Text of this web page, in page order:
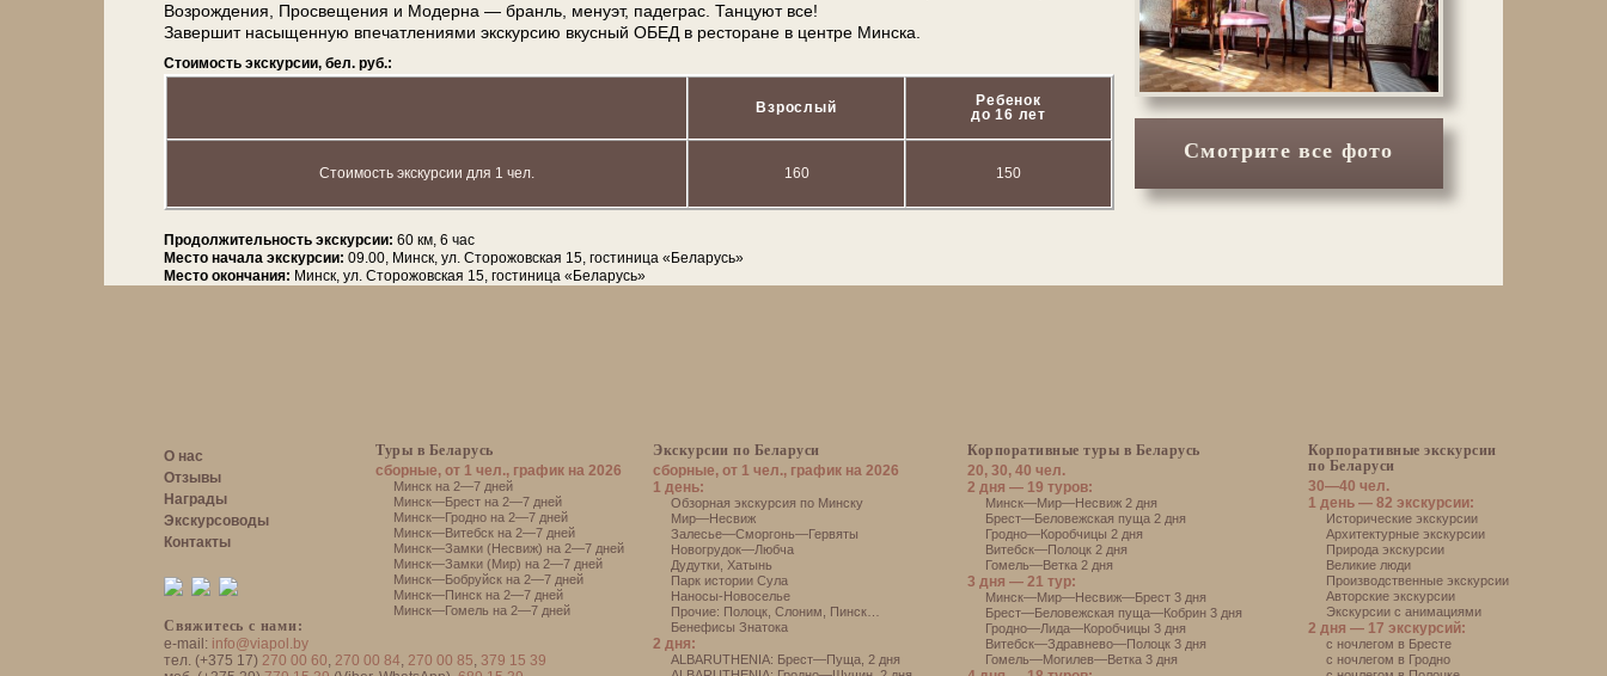
Воз­рож­де­ния, Просвещения и Модерна — бранль, менуэт, падеграс. Танцуют все!
Завершит на­сы­щен­ную впе­чат­ле­ни­я­ми экс­кур­сию вкус­ный ОБЕД в ре­сто­ра­не в цен­тре Мин­ска.
Стоимость экскурсии, бел. руб.:
Взрослый
Ребенок
до 16 лет
Стоимость экскурсии для 1 чел. 160 150
Продолжительность экскурсии: 60 км, 6 час
Место начала экскурсии: 09.00, Минск, ул. Сторожовская 15, гостиница «Беларусь»
Место окончания: Минск, ул. Сторожовская 15, гостиница «Беларусь»
Смотрите все фото
О нас
Отзывы
Награды
Экскурсоводы
Контакты
Свяжитесь с нами:
e-mail: info@viapol.by
тел. (+375 17) 270 00 60, 270 00 84, 270 00 85, 379 15 39
Туры в Беларусь
сборные, от 1 чел., график на 2026
Минск на 2—7 дней
Минск—Брест на 2—7 дней
Минск—Гродно на 2—7 дней
Минск—Витебск на 2—7 дней
Минск—Замки (Несвиж) на 2—7 дней
Минск—Замки (Мир) на 2—7 дней
Минск—Бобруйск на 2—7 дней
Минск—Пинск на 2—7 дней
Минск—Гомель на 2—7 дней
Экскурсии по Беларуси
сборные, от 1 чел., график на 2026
1 день:
Обзорная экскурсия по Минску
Мир—Несвиж
Залесье—Сморгонь—Гервяты
Новогрудок—Любча
Дудутки Хатынь
Парк истории Сула
Наносы-Новоселье
Прочие: Полоцк Слоним Пинск
Бенефисы Знатока
2 дня:
АLBARUTHENIA: Брест—Пуща, 2 дня
Корпоративные туры в Беларусь
20, 30, 40 чел.
2 дня — 19 туров:
Минск—Мир—Несвиж 2 дня
Брест—Беловежская пуща 2 дня
Гродно—Коробчицы 2 дня
Витебск—Полоцк 2 дня
Гомель—Ветка 2 дня
3 дня — 21 тур:
Минск—Мир—Несвиж—Брест 3 дня
Брест—Беловежская пуща—Кобрин 3 дня
Гродно—Лида—Коробчицы 3 дня
Витебск—Здравнево—Полоцк 3 дня
Гомель—Могилев—Ветка 3 дня
Корпоративные экскурсии
по Беларуси
30—40 чел.
1 день — 82 экскурсии:
Исторические экскурсии
Архитектурные экскурсии
Природа экскурсии
Великие люди
Производственные экскурсии
Авторские экскурсии
Экскурсии с анимациями
2 дня — 17 экскурсий:
с ночлегом в Бресте
с ночлегом в Гродно